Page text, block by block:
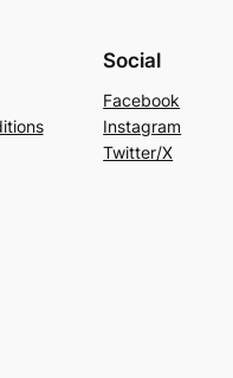
Social
Facebook
Instagram
Twitter/X